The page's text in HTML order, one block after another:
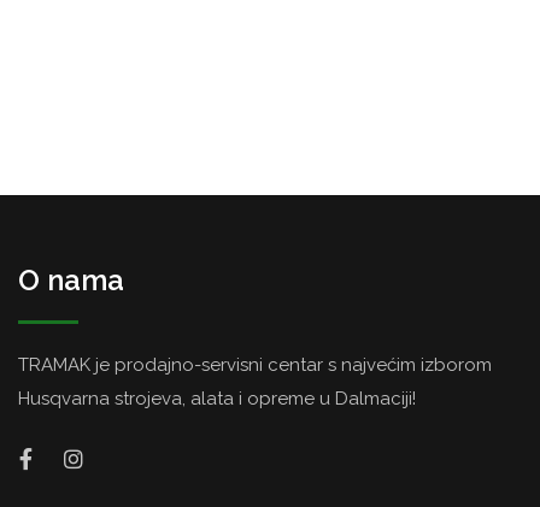
O nama
TRAMAK je prodajno-servisni centar s najvećim izborom
Husqvarna strojeva, alata i opreme u Dalmaciji!